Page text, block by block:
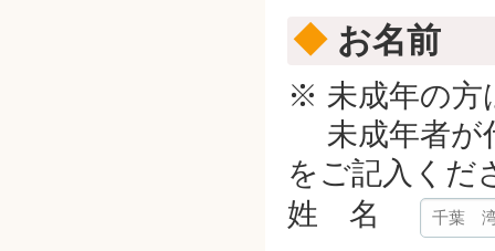
◆お名前
※ 未成年の方
未成年者が
をご記入くだ
姓 名